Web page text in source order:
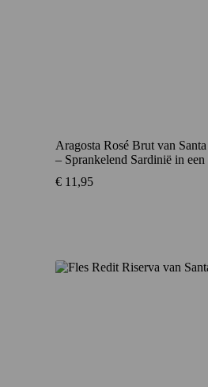
Aragosta Rosé Brut van
– Sprankelend Sardinië in een
€ 11,95